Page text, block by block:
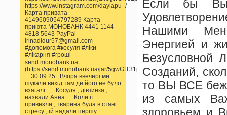
https://www.instagram.com/daylapu_/
Карта привата
4149609054797289 Карта
приюта МОНОБАНК 4441 1144
4818 5643 PayPal -
irinadidur57@gmail.com
#допомога #косуля #ліки
#лікарня #гроші
send.monobank.ua
(https://send.monobank.ua/jar/5gwGfT31pp)
30.09.25 Вчора ввечері ми
шукали вихід там де його не було
взагалі …. Косуля , дівчинка ,
назвали Анна … Коли її
привезли , тварина була в стані
стресу , їй надали першу
Если бы Вы
Нашими
Энергией и
Безусловной
Созданий,
то ВЫ ВСЕ
из самых